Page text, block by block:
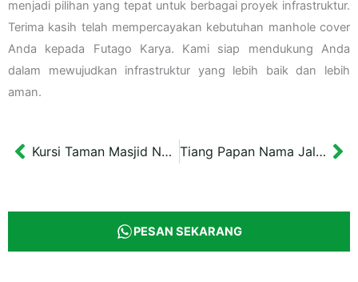
menjadi pilihan yang tepat untuk berbagai proyek infrastruktur.
Terima kasih telah mempercayakan kebutuhan manhole cover
Anda kepada Futago Karya. Kami siap mendukung Anda
dalam mewujudkan infrastruktur yang lebih baik dan lebih
aman.
Prev Kursi Taman Masjid Namirah Panjang 2 meter Tiang Papan Nama Jalan CV. Gilang Sukses Mandiri Magelang
PESAN SEKARANG